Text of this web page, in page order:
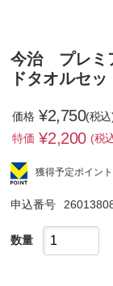
今治 プレミ
ドタオルセッ
価格 ¥2,750(税込
特価 ¥2,200 (税
獲得予定ポイン
申込番号
数量